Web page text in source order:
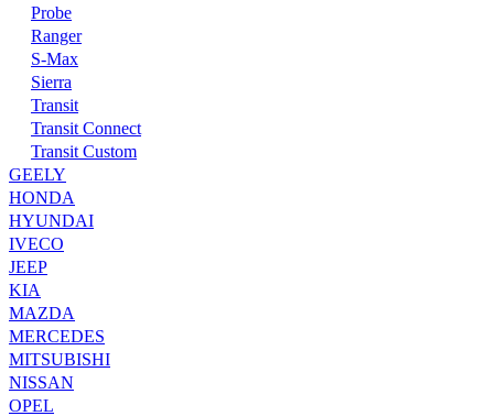
Probe
Ranger
S-Max
Sierra
Transit
Transit Connect
Transit Custom
GEELY
HONDA
HYUNDAI
IVECO
JEEP
KIA
MAZDA
MERCEDES
MITSUBISHI
NISSAN
OPEL